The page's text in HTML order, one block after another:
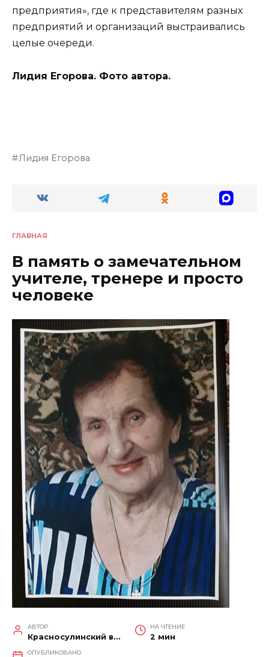
предприятия», где к представителям разных
предприятий и организаций выстраивались
целые очереди.
Лидия Егорова. Фото автора.
Лидия Егорова
ГЛАВНАЯ
В память о замечательном
учителе, тренере и просто
человеке
АВТОР
Красносулинский вестник
НА ЧТЕНИЕ
2 мин
ОПУБЛИКОВАНО